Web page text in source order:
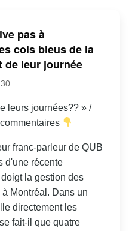
pas à
cols bleus de la
de leur journée
leurs journées?? » /
franc-parleur de QUB
d'une récente
la gestion des
Montréal. Dans un
directement les
fait-il que quatre